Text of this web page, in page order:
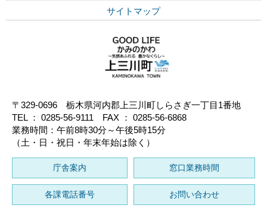
サイトマップ
〒329-0696 栃木県河内郡上三川町しらさぎ一丁目1番地
TEL ： 0285-56-9111 FAX ： 0285-56-6868
業務時間：午前8時30分～午後5時15分
（土・日・祝日・年末年始は除く）
庁舎案内 窓口業務時間
各課電話番号 お問い合わせ